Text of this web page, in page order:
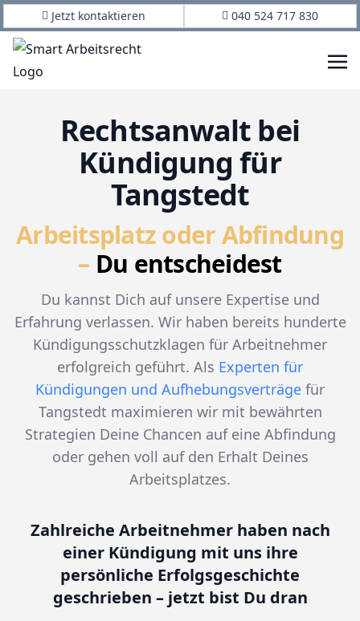
Jetzt kontaktieren 040 524 717 830
Rechtsanwalt bei
Kündigung für
Tangstedt
Arbeitsplatz oder Abfindung
– Du entscheidest
Du kannst Dich auf unsere Expertise und
Erfahrung verlassen. Wir haben bereits hunderte
Kündigungsschutzklagen für Arbeitnehmer
erfolgreich geführt. Als Experten für
Kündigungen und Aufhebungsverträge für
Tangstedt maximieren wir mit bewährten
Strategien Deine Chancen auf eine Abfindung
oder gehen voll auf den Erhalt Deines
Arbeitsplatzes.
Zahlreiche Arbeitnehmer haben nach
einer Kündigung mit uns ihre
persönliche Erfolgsgeschichte
geschrieben – jetzt bist Du dran